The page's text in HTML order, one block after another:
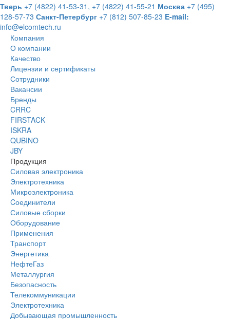
Тверь +7 (4822) 41-53-31, +7 (4822) 41-55-21 Москва +7 (495)
128-57-73 Санкт-Петербург +7 (812) 507-85-23 E-mail:
info@elcomtech.ru
Компания
О компании
Качество
Лицензии и сертификаты
Сотрудники
Вакансии
Бренды
CRRC
FIRSTACK
ISKRA
QUBINO
JBY
Продукция
Силовая электроника
Электротехника
Микроэлектроника
Cоединители
Силовые сборки
Оборудование
Применения
Транспорт
Энергетика
НефтеГаз
Металлургия
Безопасность
Телекоммуникации
Электротехника
Добывающая промышленность